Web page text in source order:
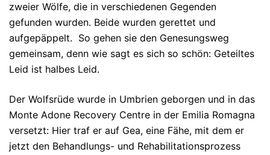
zweier Wölfe, die in verschiedenen Gegenden
gefunden wurden. Beide wurden gerettet und
aufgepäppelt. So gehen sie den Genesungsweg
gemeinsam, denn wie sagt es sich so schön: Geteiltes
Leid ist halbes Leid.
Der Wolfsrüde wurde in Umbrien geborgen und in das
Monte Adone Recovery Centre in der Emilia Romagna
versetzt: Hier traf er auf Gea, eine Fähe, mit dem er
jetzt den Behandlungs- und Rehabilitationsprozess